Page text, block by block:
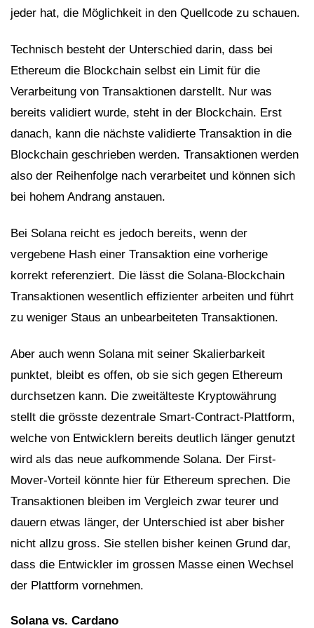
jeder hat, die Möglichkeit in den Quellcode zu schauen.
Technisch besteht der Unterschied darin, dass bei
Ethereum die Blockchain selbst ein Limit für die
Verarbeitung von Transaktionen darstellt. Nur was
bereits validiert wurde, steht in der Blockchain. Erst
danach, kann die nächste validierte Transaktion in die
Blockchain geschrieben werden. Transaktionen werden
also der Reihenfolge nach verarbeitet und können sich
bei hohem Andrang anstauen.
Bei Solana reicht es jedoch bereits, wenn der
vergebene Hash einer Transaktion eine vorherige
korrekt referenziert. Die lässt die Solana-Blockchain
Transaktionen wesentlich effizienter arbeiten und führt
zu weniger Staus an unbearbeiteten Transaktionen.
Aber auch wenn Solana mit seiner Skalierbarkeit
punktet, bleibt es offen, ob sie sich gegen Ethereum
durchsetzen kann. Die zweitälteste Kryptowährung
stellt die grösste dezentrale Smart-Contract-Plattform,
welche von Entwicklern bereits deutlich länger genutzt
wird als das neue aufkommende Solana. Der First-
Mover-Vorteil könnte hier für Ethereum sprechen. Die
Transaktionen bleiben im Vergleich zwar teurer und
dauern etwas länger, der Unterschied ist aber bisher
nicht allzu gross. Sie stellen bisher keinen Grund dar,
dass die Entwickler im grossen Masse einen Wechsel
der Plattform vornehmen.
Solana vs. Cardano